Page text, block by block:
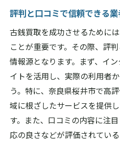
評判と口コミで信頼できる
古銭買取を成功させるために
ことが重要です。その際、評
情報源となります。まず、イ
イトを活用し、実際の利用者
う。特に、奈良県桜井市で高
域に根ざしたサービスを提供
す。また、口コミの内容に注
応の良さなどが評価されてい